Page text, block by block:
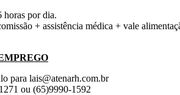
horas por dia.
+ assistência médica + vale
para lais@atenarh.com.br
ou (65)9990-1592